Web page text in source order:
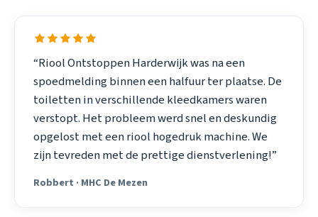
“Riool Ontstoppen Harderwijk was na een
spoedmelding binnen een halfuur ter plaatse. De
toiletten in verschillende kleedkamers waren
verstopt. Het probleem werd snel en deskundig
opgelost met een riool hogedruk machine. We
zijn tevreden met de prettige dienstverlening!”
Robbert · MHC De Mezen